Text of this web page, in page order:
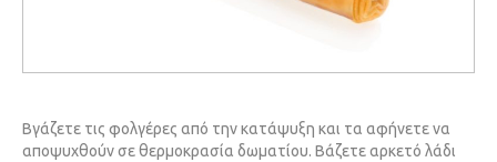
Βγάζετε τις φολγέρες από την κατάψυξη και τα αφήνετε να
αποψυχθούν σε θερμοκρασία δωματίου. Βάζετε αρκετό λάδι